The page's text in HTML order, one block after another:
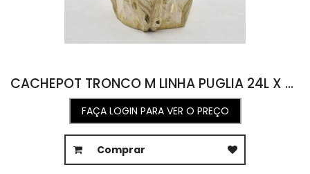
CACHEPOT TRONCO M LINHA PUGLIA 24L X 26C X 21,5A
FAÇA LOGIN PARA VER O PREÇO
Comprar